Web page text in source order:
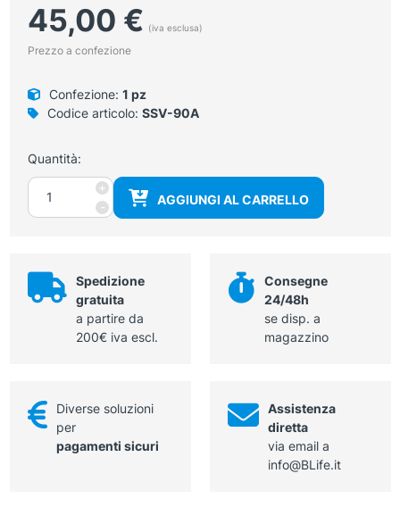
45,00 € (iva esclusa)
Prezzo a confezione
Confezione: 1 pz
Codice articolo: SSV-90A
Quantità:
-
Scatola
forata
piccola
quantità
+
AGGIUNGI AL CARRELLO
Spedizione
gratuita
a partire da
200€ iva escl.
Consegne
24/48h
se disp. a
magazzino
Diverse soluzioni
per
pagamenti sicuri
Assistenza
diretta
via email a
info@BLife.it